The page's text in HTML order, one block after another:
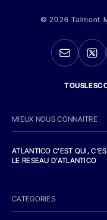
© 2026 Talmont
MIEUX NOUS CONNAITRE
ATLANTICO C'EST QUI,
LE RESEAU D'ATLANTICO
CATEGORIES